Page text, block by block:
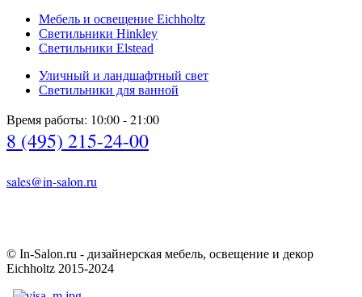
Мебель и освещение Eichholtz
Светильники Hinkley
Светильники Elstead
Уличный и ландшафтный свет
Светильники для ванной
Время работы: 10:00 - 21:00
8 (495) 215-24-00
sales@in-salon.ru
© In-Salon.ru - дизайнерская мебель, освещение и декор
Eichholtz 2015-2024